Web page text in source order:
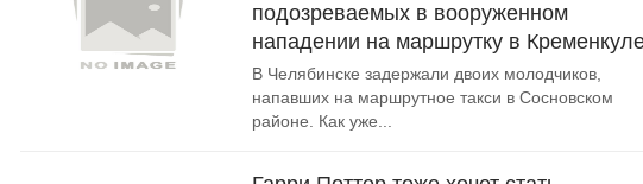
подозреваемых в вооруженном
нападении на маршрутку в
В Челябинске задержали двоих молодчиков,
напавших на маршрутное такси в Сосновском
районе. Как уже...